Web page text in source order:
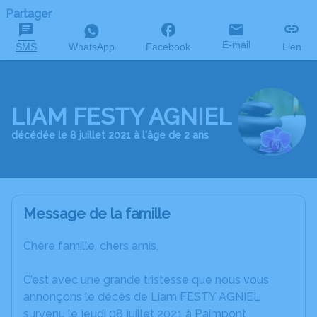
Partager
SMS WhatsApp Facebook E-mail Lien
LIAM FESTY AGNIEL
décédée le 8 juillet 2021 à l'âge de 2 ans
Message de la famille
Chère famille, chers amis,
C’est avec une grande tristesse que nous vous
annonçons le décès de Liam FESTY AGNIEL
survenu le jeudi 08 juillet 2021 à Paimpont.